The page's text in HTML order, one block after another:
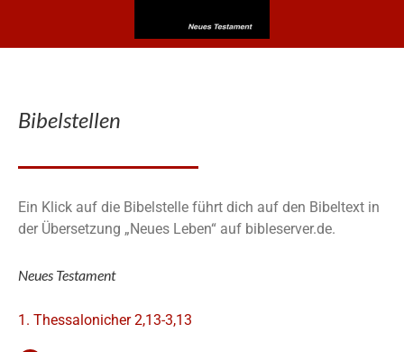
Bibelstellen
Ein Klick auf die Bibelstelle führt dich auf den Bibeltext in
der Übersetzung „Neues Leben“ auf bibleserver.de.
Neues Testament
1. Thessalonicher 2,13-3,13